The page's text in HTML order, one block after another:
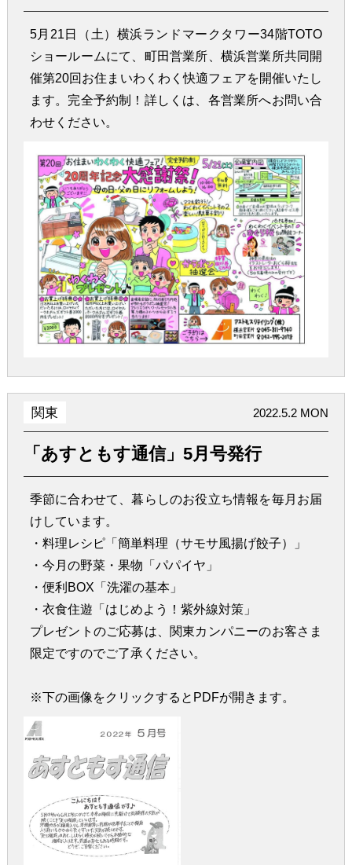
5月21日（土）横浜ランドマークタワー34階TOTO
ショールームにて、町田営業所、横浜営業所共同開
催第20回お住まいわくわく快適フェアを開催いたし
ます。完全予約制！詳しくは、各営業所へお問い合
わせください。
関東 2022.5.2 MON
「あすともす通信」5月号発行
季節に合わせて、暮らしのお役立ち情報を毎月お届
けしています。
・料理レシピ「簡単料理（サモサ風揚げ餃子）」
・今月の野菜・果物「パパイヤ」
・便利BOX「洗濯の基本」
・衣食住遊「はじめよう！紫外線対策」
プレゼントのご応募は、関東カンパニーのお客さま
限定ですのでご了承ください。
※下の画像をクリックするとPDFが開きます。